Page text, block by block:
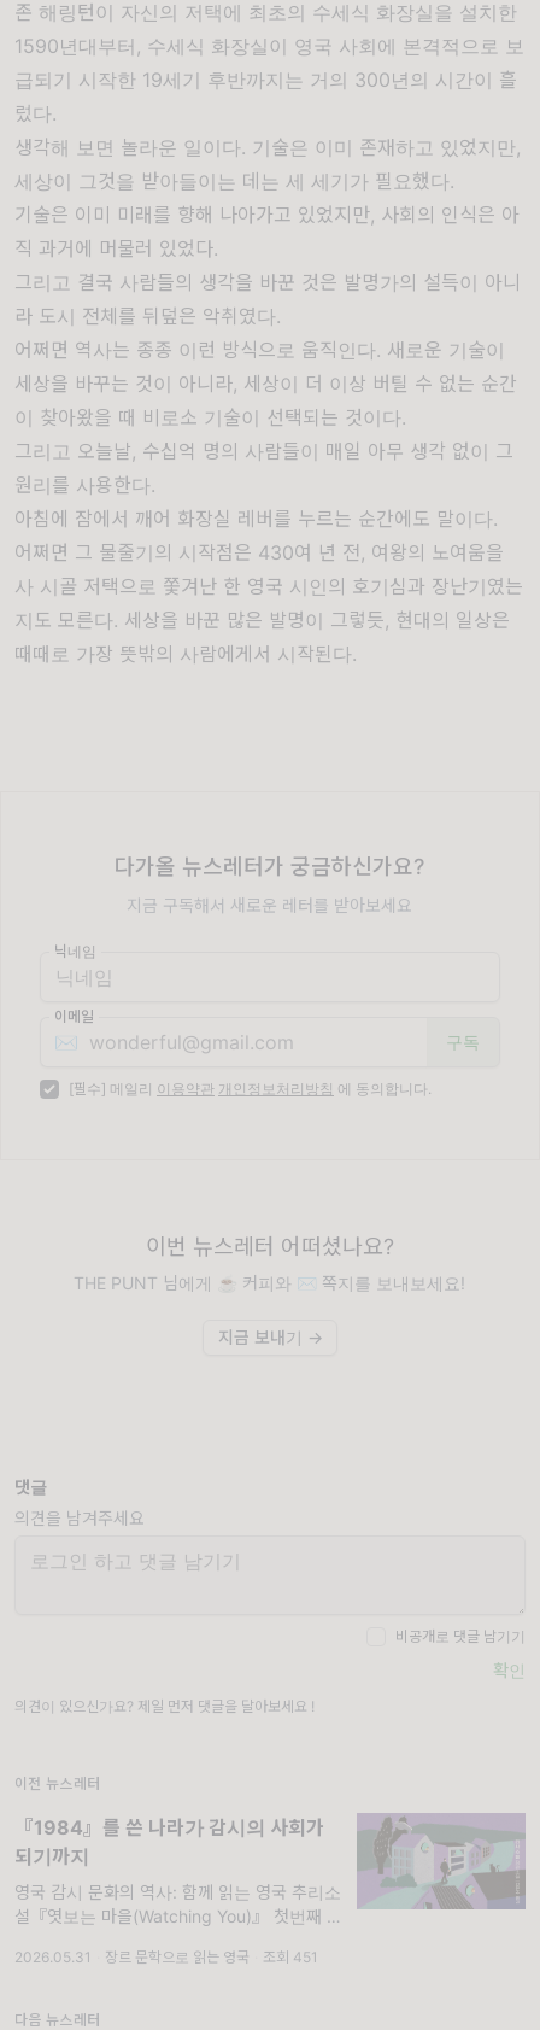
존 해링턴이 자신의 저택에 최초의 수세식 화장실을 설치한
1590년대부터, 수세식 화장실이 영국 사회에 본격적으로 보
급되기 시작한 19세기 후반까지는 거의 300년의 시간이 흘
렀다.
생각해 보면 놀라운 일이다. 기술은 이미 존재하고 있었지만,
세상이 그것을 받아들이는 데는 세 세기가 필요했다.
기술은 이미 미래를 향해 나아가고 있었지만, 사회의 인식은 아
직 과거에 머물러 있었다.
그리고 결국 사람들의 생각을 바꾼 것은 발명가의 설득이 아니
라 도시 전체를 뒤덮은 악취였다.
어쩌면 역사는 종종 이런 방식으로 움직인다. 새로운 기술이
세상을 바꾸는 것이 아니라, 세상이 더 이상 버틸 수 없는 순간
이 찾아왔을 때 비로소 기술이 선택되는 것이다.
그리고 오늘날, 수십억 명의 사람들이 매일 아무 생각 없이 그
원리를 사용한다.
아침에 잠에서 깨어 화장실 레버를 누르는 순간에도 말이다.
어쩌면 그 물줄기의 시작점은 430여 년 전, 여왕의 노여움을
사 시골 저택으로 쫓겨난 한 영국 시인의 호기심과 장난기였는
지도 모른다. 세상을 바꾼 많은 발명이 그렇듯, 현대의 일상은
때때로 가장 뜻밖의 사람에게서 시작된다.
다가올 뉴스레터가 궁금하신가요?
지금 구독해서 새로운 레터를 받아보세요
닉네임
이메일
✉️
[필수] 메일리 이용약관 개인정보처리방침 에 동의합니다.
이번 뉴스레터 어떠셨나요?
THE PUNT 님에게 ☕️ 커피와 ✉️ 쪽지를 보내보세요!
지금 보내기 →
댓글
의견을 남겨주세요
비공개로 댓글 남기기
확인
의견이 있으신가요? 제일 먼저 댓글을 달아보세요 !
이전 뉴스레터
『1984』를 쓴 나라가 감시의 사회가
되기까지
영국 감시 문화의 역사: 함께 읽는 영국 추리소
설『엿보는 마을(Watching You)』 첫번째 이
방 창가에 앉아 이웃들을 바라본다. 손에는 늘
람들을 관찰한다. 하지만 프레디는 그것을 나쁜
2026.05.31 장르 문학으로 읽는 영국 조회 451
다음 뉴스레터